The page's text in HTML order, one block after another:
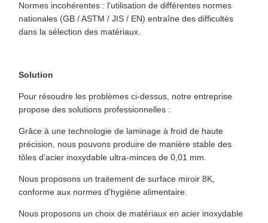
Normes incohérentes : l'utilisation de différentes normes
nationales (GB / ASTM / JIS / EN) entraîne des difficultés
dans la sélection des matériaux.
Solution
Pour résoudre les problèmes ci-dessus, notre entreprise
propose des solutions professionnelles :
Grâce à une technologie de laminage à froid de haute
précision, nous pouvons produire de manière stable des
tôles d'acier inoxydable ultra-minces de 0,01 mm.
Nous proposons un traitement de surface miroir 8K,
conforme aux normes d'hygiène alimentaire.
Nous proposons un choix de matériaux en acier inoxydable